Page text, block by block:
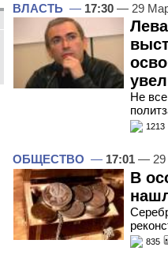
ВЛАСТЬ — 17:30 — 29
Не
1213
ОБЩЕСТВО — 17:01 — 29
В
835